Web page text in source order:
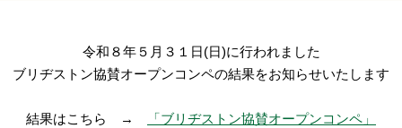
令和８年５月３１日(日)に行われました
ブリヂストン協賛オープンコンペの結果をお知らせいたします
結果はこちら →
「ブリヂストン協賛オープンコンペ」